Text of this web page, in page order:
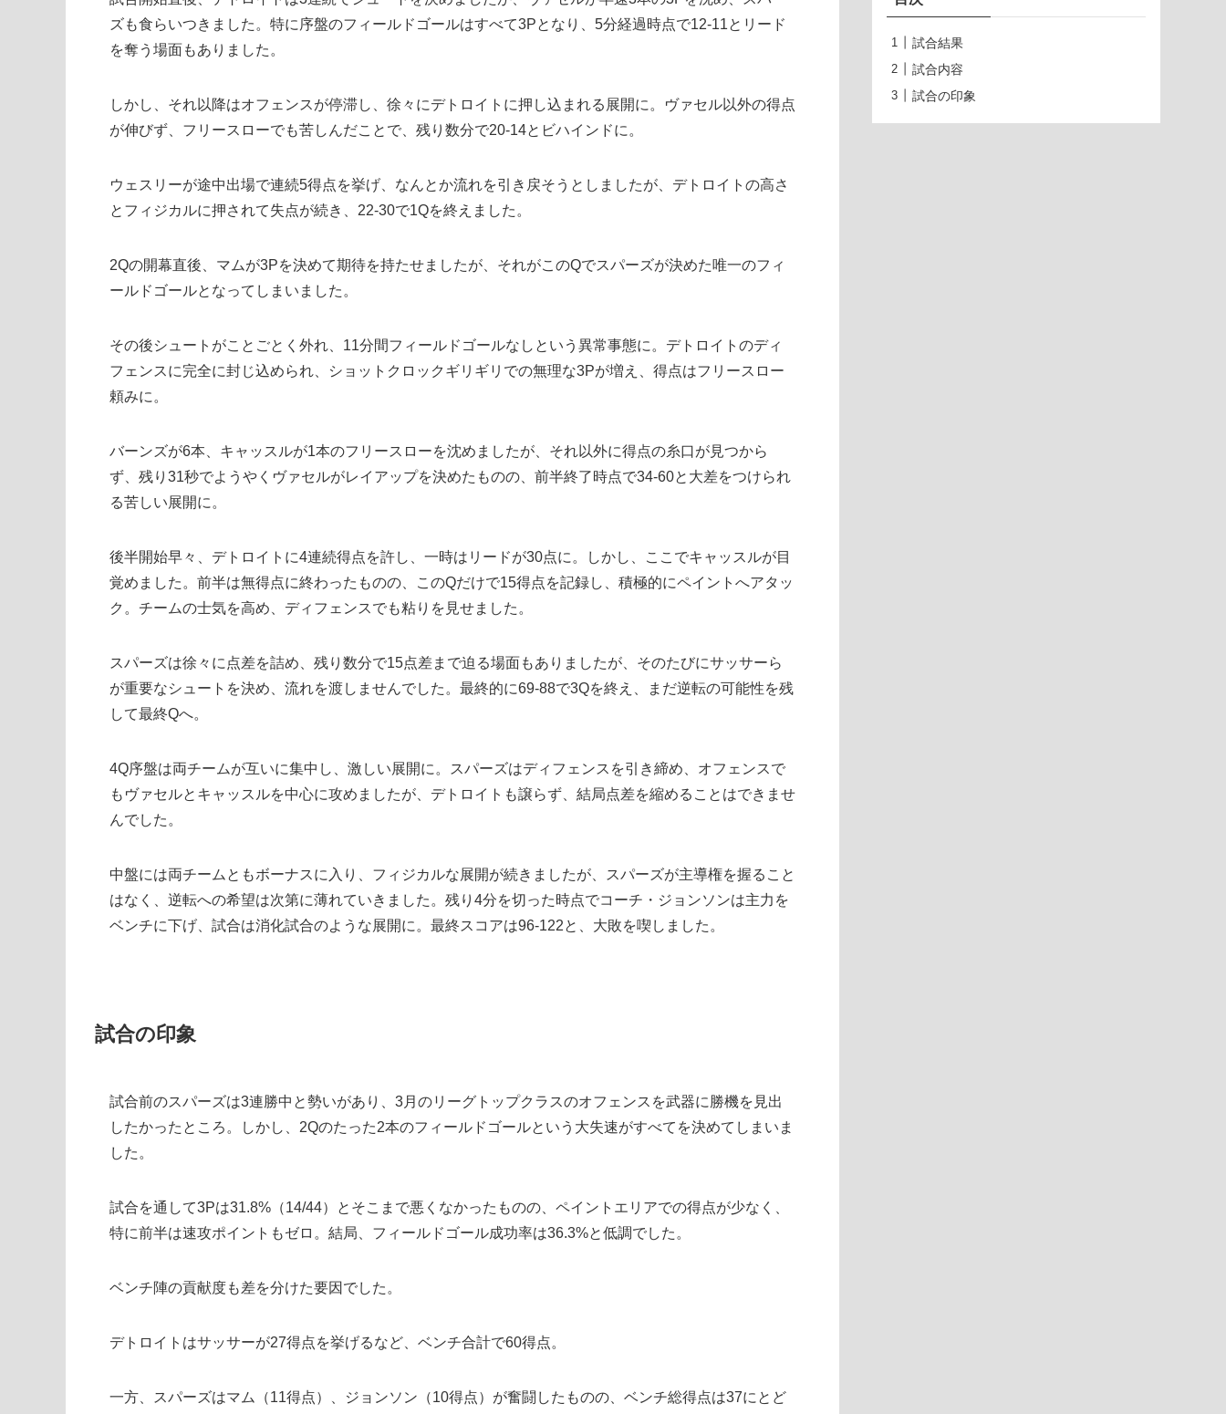
ズも食らいつきました。特に序盤のフィールドゴールはすべて3Pとなり、5分経過時点で12-11とリード
を奪う場面もありました。
しかし、それ以降はオフェンスが停滞し、徐々にデトロイトに押し込まれる展開に。ヴァセル以外の得点
が伸びず、フリースローでも苦しんだことで、残り数分で20-14とビハインドに。
ウェスリーが途中出場で連続5得点を挙げ、なんとか流れを引き戻そうとしましたが、デトロイトの高さ
とフィジカルに押されて失点が続き、22-30で1Qを終えました。
2Qの開幕直後、マムが3Pを決めて期待を持たせましたが、それがこのQでスパーズが決めた唯一のフィ
ールドゴールとなってしまいました。
その後シュートがことごとく外れ、11分間フィールドゴールなしという異常事態に。デトロイトのディ
フェンスに完全に封じ込められ、ショットクロックギリギリでの無理な3Pが増え、得点はフリースロー
頼みに。
バーンズが6本、キャッスルが1本のフリースローを沈めましたが、それ以外に得点の糸口が見つから
ず、残り31秒でようやくヴァセルがレイアップを決めたものの、前半終了時点で34-60と大差をつけられ
る苦しい展開に。
後半開始早々、デトロイトに4連続得点を許し、一時はリードが30点に。しかし、ここでキャッスルが目
覚めました。前半は無得点に終わったものの、このQだけで15得点を記録し、積極的にペイントへアタッ
ク。チームの士気を高め、ディフェンスでも粘りを見せました。
スパーズは徐々に点差を詰め、残り数分で15点差まで迫る場面もありましたが、そのたびにサッサーら
が重要なシュートを決め、流れを渡しませんでした。最終的に69-88で3Qを終え、まだ逆転の可能性を残
して最終Qへ。
4Q序盤は両チームが互いに集中し、激しい展開に。スパーズはディフェンスを引き締め、オフェンスで
もヴァセルとキャッスルを中心に攻めましたが、デトロイトも譲らず、結局点差を縮めることはできませ
んでした。
中盤には両チームともボーナスに入り、フィジカルな展開が続きましたが、スパーズが主導権を握ること
はなく、逆転への希望は次第に薄れていきました。残り4分を切った時点でコーチ・ジョンソンは主力を
ベンチに下げ、試合は消化試合のような展開に。最終スコアは96-122と、大敗を喫しました。
試合の印象
試合前のスパーズは3連勝中と勢いがあり、3月のリーグトップクラスのオフェンスを武器に勝機を見出
したかったところ。しかし、2Qのたった2本のフィールドゴールという大失速がすべてを決めてしまいま
した。
試合を通して3Pは31.8%（14/44）とそこまで悪くなかったものの、ペイントエリアでの得点が少なく、
特に前半は速攻ポイントもゼロ。結局、フィールドゴール成功率は36.3%と低調でした。
ベンチ陣の貢献度も差を分けた要因でした。
デトロイトはサッサーが27得点を挙げるなど、ベンチ合計で60得点。
一方、スパーズはマム（11得点）、ジョンソン（10得点）が奮闘したものの、ベンチ総得点は37にとど
試合結果
試合内容
試合の印象